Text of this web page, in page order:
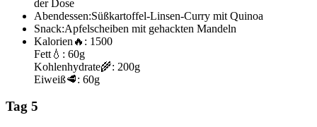
der Dose
Abendessen:Süßkartoffel-Linsen-Curry mit Quinoa
Snack:Apfelscheiben mit gehackten Mandeln
Kalorien 🔥: 1500
Fett 💧: 60g
Kohlenhydrate🌾: 200g
Eiweiß🥩: 60g
Tag 5